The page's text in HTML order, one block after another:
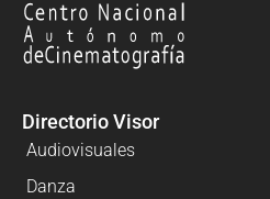
Directorio Visor
Audiovisuales
Danza